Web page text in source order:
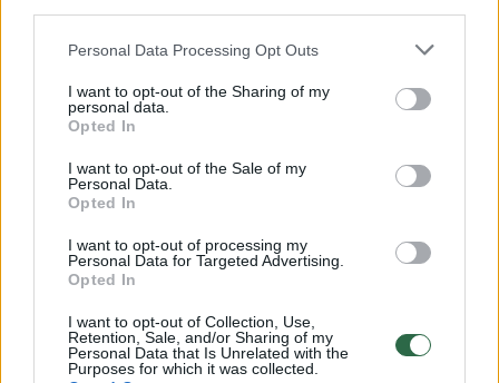
Personal Data Processing Opt Outs
I want to opt-out of the Sharing of my
personal data.
Opted In
I want to opt-out of the Sale of my
Personal Data.
Opted In
I want to opt-out of processing my
Personal Data for Targeted Advertising.
Opted In
I want to opt-out of Collection, Use,
Retention, Sale, and/or Sharing of my
Personal Data that Is Unrelated with the
Purposes for which it was collected.
Savaitės vidurys nusimato karštas: temperatūra kils iki
32 laipsnių šilumos
Ukrainos politikoje: jis yra neteisus
Laidos | Nauja diena
00:05:25
K. Prunskienės brolis prisiminė jaudinančią akimirką